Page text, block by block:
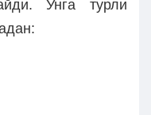
Унга турли